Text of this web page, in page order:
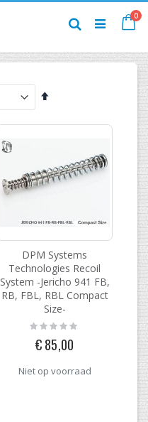
0
Zoek
Van
DPM Systems
Technologies Recoil
System -Jericho 941 FB,
RB, FBL, RBL Compact
Size-
Rating:
0%
€ 85,00
Niet op voorraad